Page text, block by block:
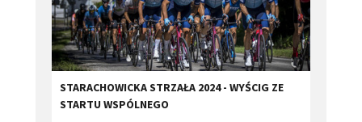
STARACHOWICKA STRZAŁA 2024 - WYŚCIG ZE
STARTU WSPÓLNEGO